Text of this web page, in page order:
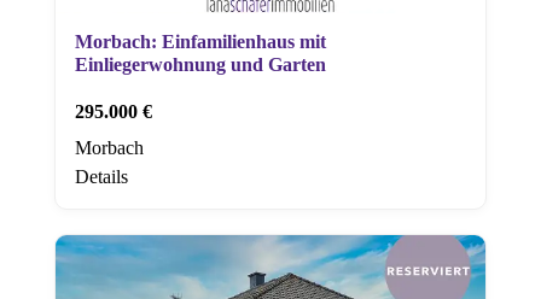
Morbach: Einfamilienhaus mit
Einliegerwohnung und Garten
295.000 €
Morbach
Details